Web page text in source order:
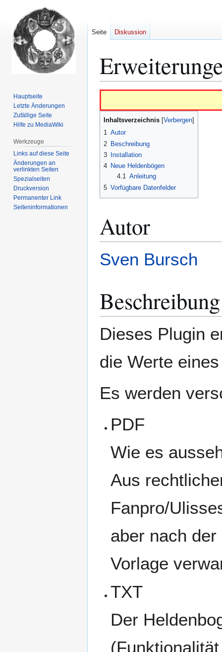
springen
springen
Inhaltsverzeichnis
1 Autor
2 Beschreibung
3
Installation
4 Neue Heldenbögen
4.1 Anleitung
5 Vorfügbare Datenfelder
Autor
Sven Bursch
Beschreibung
Dieses Plugin
die Werte
Es werden
PDF
Wie es
Aus
Fanpro/
aber nach
Vorlage
TXT
Der
Seite Diskussion
Hauptseite
Letzte Änderungen
Zufällige Seite
Hilfe zu MediaWiki
Werkzeuge
Links auf diese Seite
Änderungen an
verlinkten Seiten
Spezialseiten
Druckversion
Permanenter Link
Seiten­­informationen